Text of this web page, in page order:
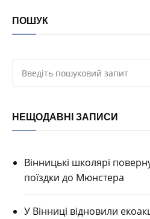
ПОШУК
НЕЩОДАВНІ ЗАПИСИ
Вінницькі школярі
поїздки до Мюнстера
У Вінниці відновили